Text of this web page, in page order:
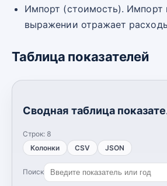
Импорт (стоимость). Импорт
выражении отражает
Таблица показателей
Сводная таблица
Строк: 8
Колонки
CSV JSON
Поиск